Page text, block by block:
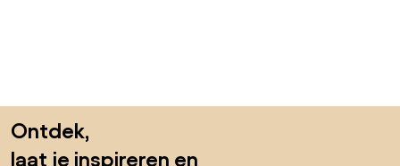
Ontdek,
laat je inspireren en